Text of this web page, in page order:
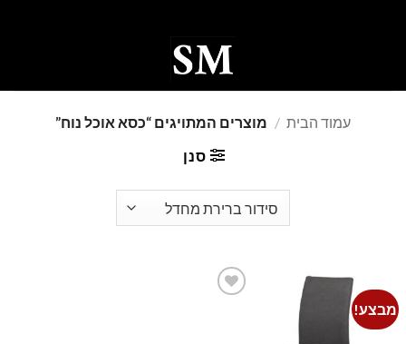
עמוד הבית / מוצרים המתויגים “כסא אוכל נוח”
סנן
מבצע!